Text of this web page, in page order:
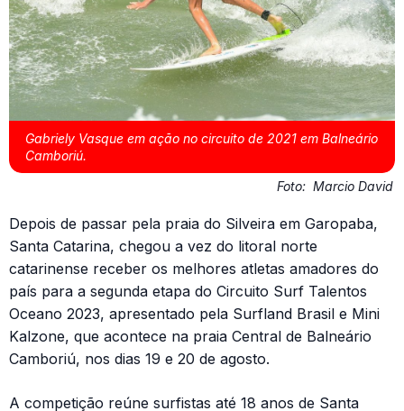
Gabriely Vasque em ação no circuito de 2021 em Balneário
Camboriú.
Foto: Marcio David
Depois de passar pela praia do Silveira em Garopaba,
Santa Catarina, chegou a vez do litoral norte
catarinense receber os melhores atletas amadores do
país para a segunda etapa do Circuito Surf Talentos
Oceano 2023, apresentado pela Surfland Brasil e Mini
Kalzone, que acontece na praia Central de Balneário
Camboriú, nos dias 19 e 20 de agosto.
A competição reúne surfistas até 18 anos de Santa